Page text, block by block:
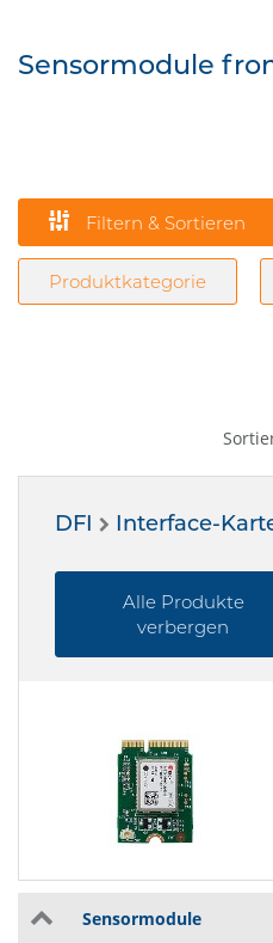
Sensormodule
Filtern & Sortieren
Produktkategorie
DFI Interface-
Alle Produkte
verbergen
Sensormodule